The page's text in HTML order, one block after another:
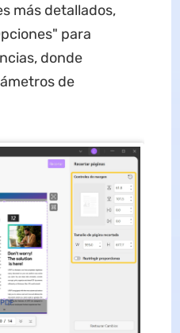
más detallados,
para
donde
de